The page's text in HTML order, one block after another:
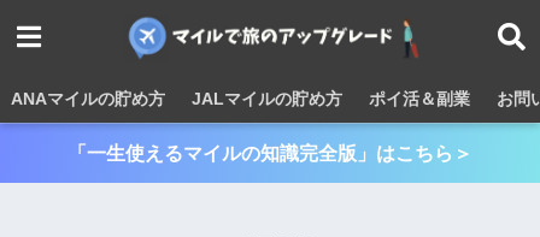
ANAマイルの貯め方 JALマイルの貯め方 ポイ活＆副業 お問
「一生使えるマイルの知識完全版」はこちら＞